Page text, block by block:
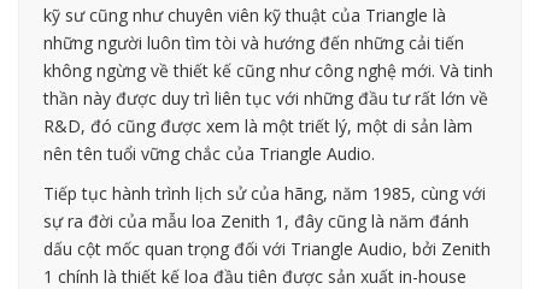
kỹ sư cũng như chuyên viên kỹ thuật của Triangle là
những người luôn tìm tòi và hướng đến những cải tiến
không ngừng về thiết kế cũng như công nghệ mới. Và tinh
thần này được duy trì liên tục với những đầu tư rất lớn về
R&D, đó cũng được xem là một triết lý, một di sản làm
nên tên tuổi vững chắc của Triangle Audio.
Tiếp tục hành trình lịch sử của hãng, năm 1985, cùng với
sự ra đời của mẫu loa Zenith 1, đây cũng là năm đánh
dấu cột mốc quan trọng đối với Triangle Audio, bởi Zenith
1 chính là thiết kế loa đầu tiên được sản xuất in-house